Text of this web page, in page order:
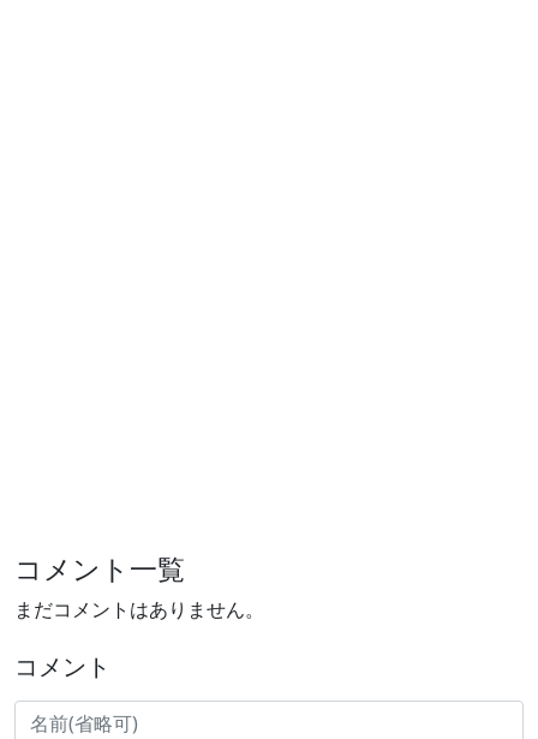
コメント一覧
まだコメントはありません。
コメント